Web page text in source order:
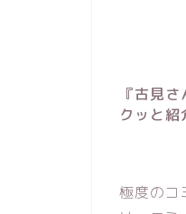
『古見
クッと紹
極度のコ